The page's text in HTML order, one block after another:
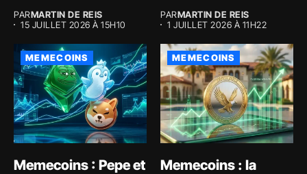
PARMARTIN DE REIS
15 JUILLET 2026 À 15H10
PARMARTIN DE REIS
1 JUILLET 2026 À 11H22
MEMECOINS
Memecoins : Pepe et
MEMECOINS
Memecoins : la